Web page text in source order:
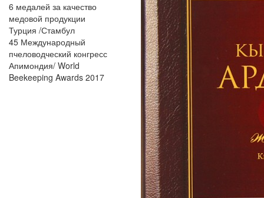
6 медалей за качество
медовой продукции
Турция /Стамбул
45 Международный
пчеловодческий конгресс
Апимондия/ World
Beekeeping Awards 2017